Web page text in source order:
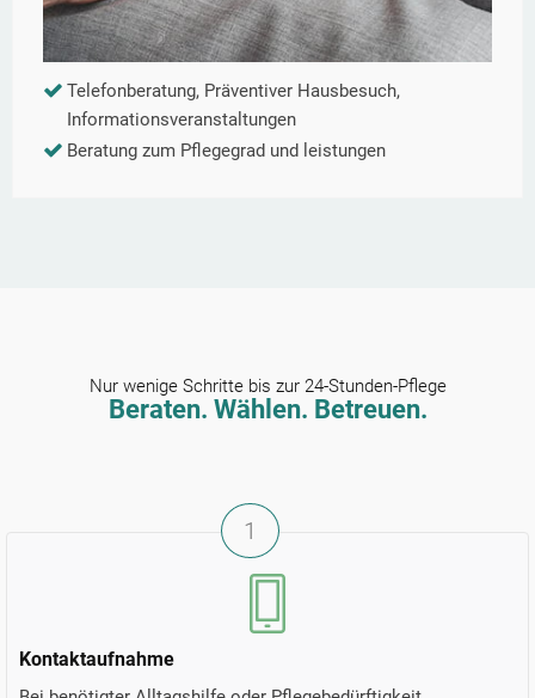
Telefonberatung, Präventiver Hausbesuch,
Informationsveranstaltungen
Beratung zum Pflegegrad und leistungen
Nur wenige Schritte bis zur 24-Stunden-Pflege
Beraten. Wählen. Betreuen.
Kontaktaufnahme
1